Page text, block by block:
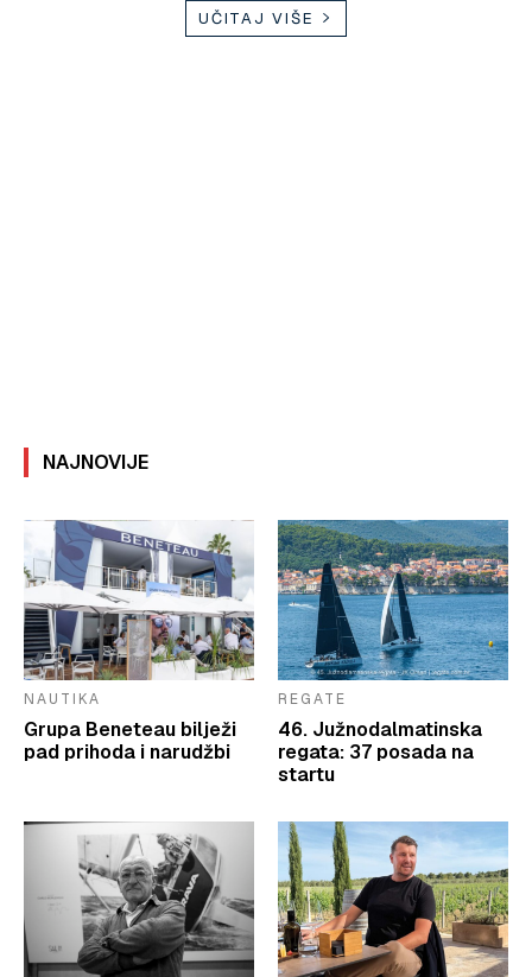
UČITAJ VIŠE
NAJNOVIJE
NAUTIKA
Grupa Beneteau bilježi
pad prihoda i narudžbi
REGATE
46. Južnodalmatinska
regata: 37 posada na
startu